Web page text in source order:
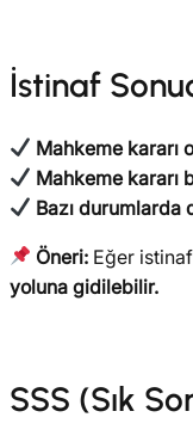
İstinaf
Mahkeme kararı
Mahkeme kararı
Bazı durumlarda
Öneri: Eğer
yoluna gidilebilir.
SSS (Sık